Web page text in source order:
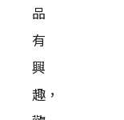
品
有
興
趣，